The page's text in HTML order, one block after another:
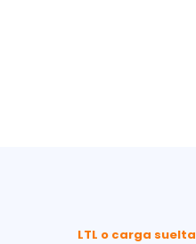
LTL o carga suelta